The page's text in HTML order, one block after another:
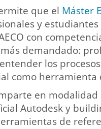
que el Máster
y
con
demandado:
los
como herramienta
en
Autodesk y
de